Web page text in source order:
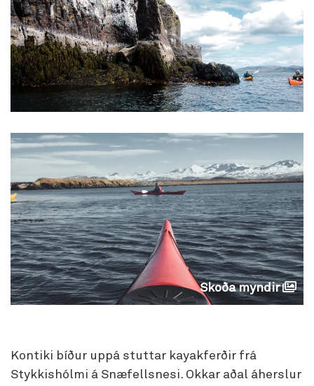
Skoða myndir
Kontiki bíður uppá stuttar kayakferðir frá
Stykkishólmi á Snæfellsnesi. Okkar aðal áherslur